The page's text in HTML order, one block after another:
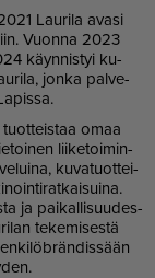
Lau­ri­la ava­si
Vuon­na 2023
käyn­nis­tyi ku­
jon­ka pal­ve­
omaa
lii­ke­toi­min­
ku­va­tuot­tei­
ja pai­kal­li­suu­des­
te­ke­mi­ses­tä